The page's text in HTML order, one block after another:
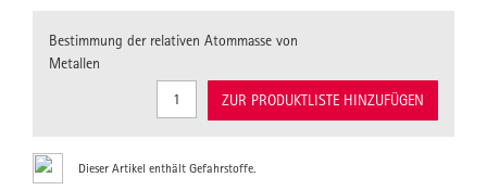
Bestimmung der relativen Atommasse von
Metallen
ZUR PRODUKTLISTE HINZUFÜGEN
Dieser Artikel enthält Gefahrstoffe.